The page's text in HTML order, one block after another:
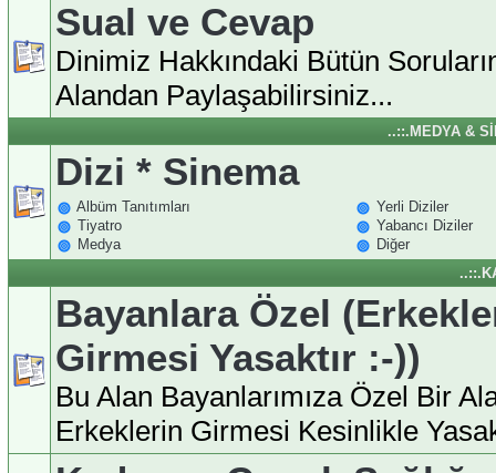
Sual ve Cevap
Dinimiz Hakkındaki Bütün
Alandan Paylaşabilirsiniz...
..::.MEDYA &
Dizi * Sinema
Albüm Tanıtımları
Yerli Diziler
Tiyatro
Yabancı Diziler
Medya
Diğer
Bayanlara Özel
Girmesi Yasaktır :-))
Bu Alan Bayanlarımıza Özel Bir
Erkeklerin Girmesi Kesinlikle